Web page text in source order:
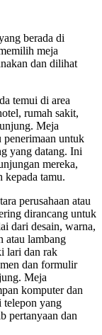
berada di
meja
dan dilihat
temui di area
rumah sakit,
Meja
penerimaan untuk
yang datang. Ini
mereka,
kepada tamu.
perusahaan atau
dirancang untuk
dari desain, warna,
atau lambang
lari dan rak
dan formulir
Meja
komputer dan
telepon yang
pertanyaan dan